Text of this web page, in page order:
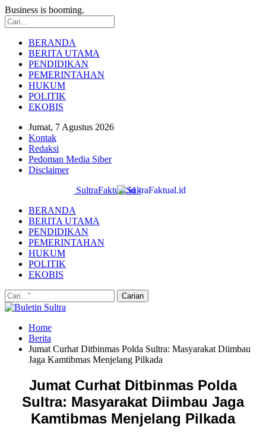
Business is booming.
BERANDA
BERITA UTAMA
PENDIDIKAN
PEMERINTAHAN
HUKUM
POLITIK
EKOBIS
Jumat, 7 Agustus 2026
Kontak
Redaksi
Pedoman Media Siber
Disclaimer
SultraFaktual.id -
BERANDA
BERITA UTAMA
PENDIDIKAN
PEMERINTAHAN
HUKUM
POLITIK
EKOBIS
Home
Berita
Jumat Curhat Ditbinmas Polda Sultra: Masyarakat Diimbau
Jaga Kamtibmas Menjelang Pilkada
Jumat Curhat Ditbinmas Polda
Sultra: Masyarakat Diimbau Jaga
Kamtibmas Menjelang Pilkada